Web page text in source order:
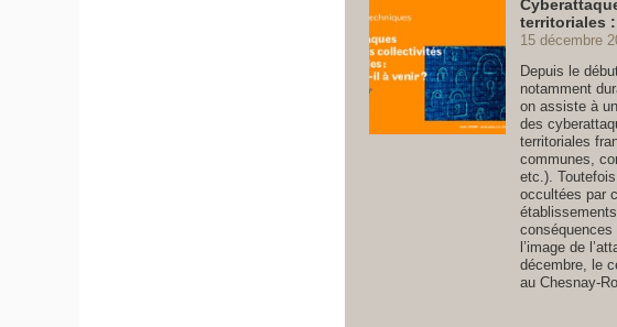
territoriales
15 décembre
Depuis le
notamment
on assiste à
des
territoriales
communes,
etc.).
occultées par
l’image de
décembre, le
au Chesnay-